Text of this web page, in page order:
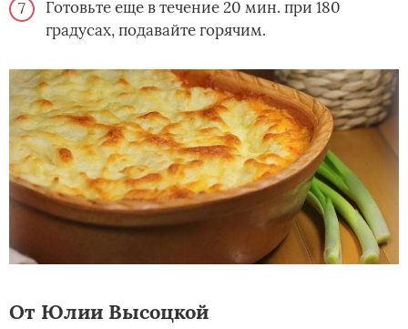
Готовьте еще в течение 20 мин. при 180
градусах, подавайте горячим.
От Юлии Высоцкой